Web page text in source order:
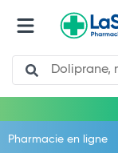
Search
Pharmacie en ligne